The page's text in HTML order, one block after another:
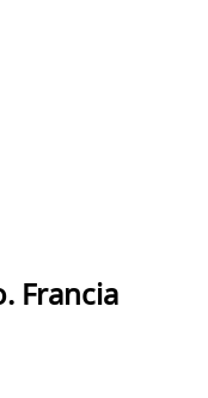
Francia